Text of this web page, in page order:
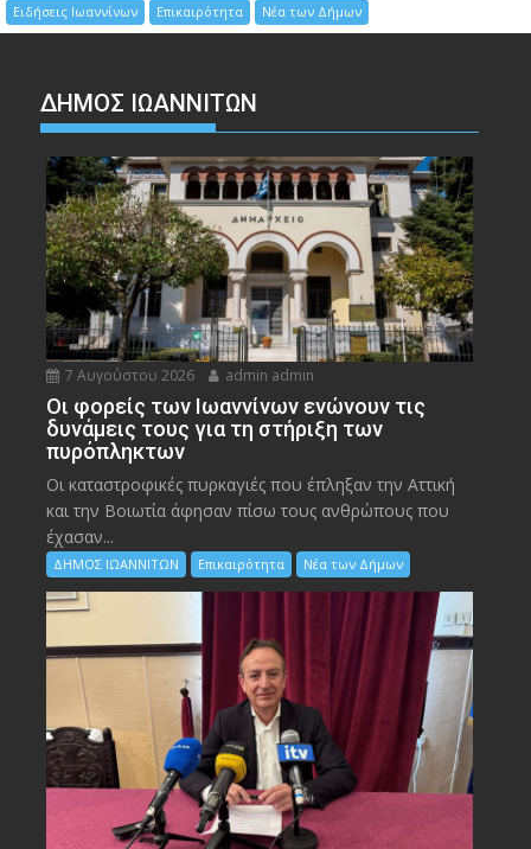
Ειδήσεις Ιωαννίνων Επικαιρότητα Νέα των Δήμων
ΔΗΜΟΣ ΙΩΑΝΝΙΤΩΝ
7 Αυγούστου 2026 admin admin
Οι φορείς των Ιωαννίνων ενώνουν τις
δυνάμεις τους για τη στήριξη των
πυρόπληκτων
Οι καταστροφικές πυρκαγιές που έπληξαν την Αττική
και την Bοιωτία άφησαν πίσω τους ανθρώπους που
έχασαν...
ΔΗΜΟΣ ΙΩΑΝΝΙΤΩΝ Επικαιρότητα Νέα των Δήμων